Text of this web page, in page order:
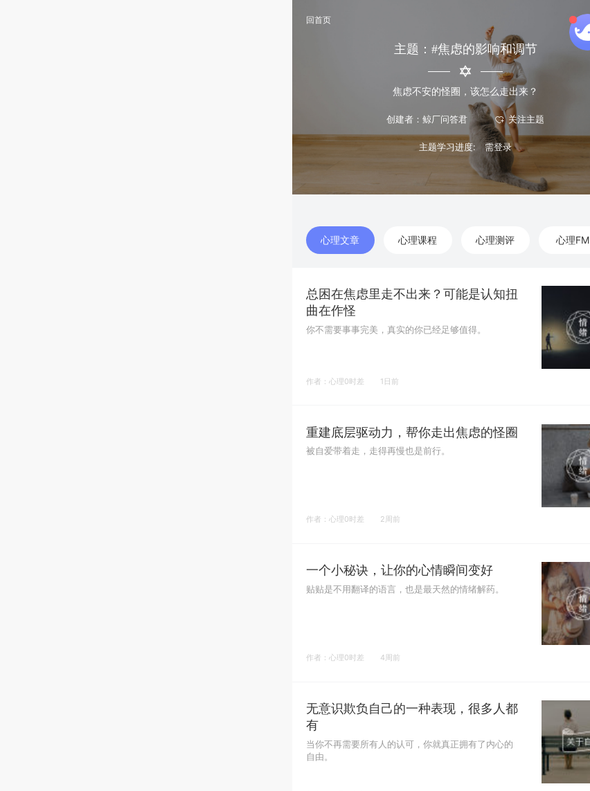
回首页
主题：#焦虑的影响和调节
焦虑不安的怪圈，该怎么走出来？
创建者：鲸厂问答君
主题学习进度:
心理文章 心理课程 心理测评 心理FM
总困在焦虑里走不出来？可能是认知扭
曲在作怪
你不需要事事完美，真实的你已经足够值得。
作者：心理0时差 1日前
重建底层驱动力，帮你走出焦虑的怪圈
被自爱带着走，走得再慢也是前行。
作者：心理0时差 2周前
一个小秘诀，让你的心情瞬间变好
贴贴是不用翻译的语言，也是最天然的情绪解药。
作者：心理0时差 4周前
无意识欺负自己的一种表现，很多人都
有
当你不再需要所有人的认可，你就真正拥有了内心的
自由。